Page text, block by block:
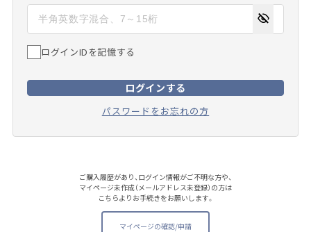
ログインIDを記憶する
ログインする
パスワードをお忘れの方
ご購入履歴があり、ログイン情報がご不明な方や、
マイページ未作成（メールアドレス未登録）の方は
こちらよりお手続きをお願いします。
マイページの確認/申請